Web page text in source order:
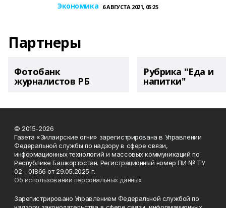
Экономика 6 АВГУСТА 2021, 05:25
Партнеры
Фотобанк
журналистов РБ
Рубрика "Еда и
напитки"
© 2015-2026
Газета «Зилаирские огни» зарегистрирована в Управлении
Федеральной службы по надзору в сфере связи,
информационных технологий и массовых коммуникаций по
Республике Башкортостан. Регистрационный номер ПИ № ТУ
02 - 01866 от 29.05.2025 г.
Об использовании персональных данных
Зарегистрировано Управлением Федеральной службой по